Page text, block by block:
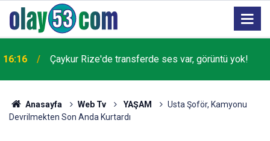
16:16 Çaykur Rize'de transferde ses var, görüntü yok!
Anasayfa Web Tv YAŞAM
Usta Şoför, Kamyonu
Devrilmekten Son Anda Kurtardı